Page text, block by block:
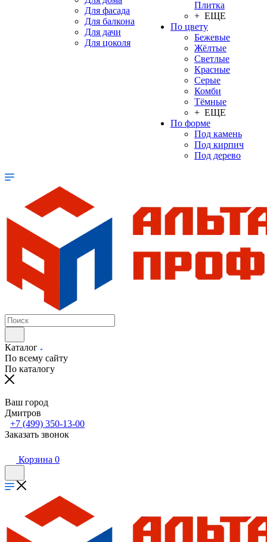
Для фасада
Для балкона
Для дачи
Для цоколя
Плитка
+ ЕЩЕ
По цвету
Бежевые
Жёлтые
Светлые
Красные
Серые
Комби
Тёмные
+ ЕЩЕ
По форме
Под камень
Под кирпич
Под дерево
Каталог
По всему сайту
По каталогу
Ваш город
Дмитров
+7 (499) 350-13-00
Заказать звонок
Корзина 0